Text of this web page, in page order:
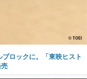
ロックに。「東映ヒスト